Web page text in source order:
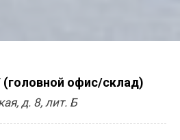
офис/склад)
д. 8, лит. Б